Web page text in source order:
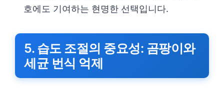
호에도 기여하는 현명한 선택입니다.
5. 습도 조절의 중요성: 곰팡이와
세균 번식 억제